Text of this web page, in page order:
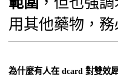
用其他藥物，務
為什麼有人在 dcard 對雙效